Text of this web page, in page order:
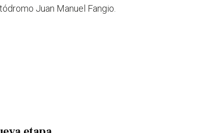
Juan Manuel Fangio.